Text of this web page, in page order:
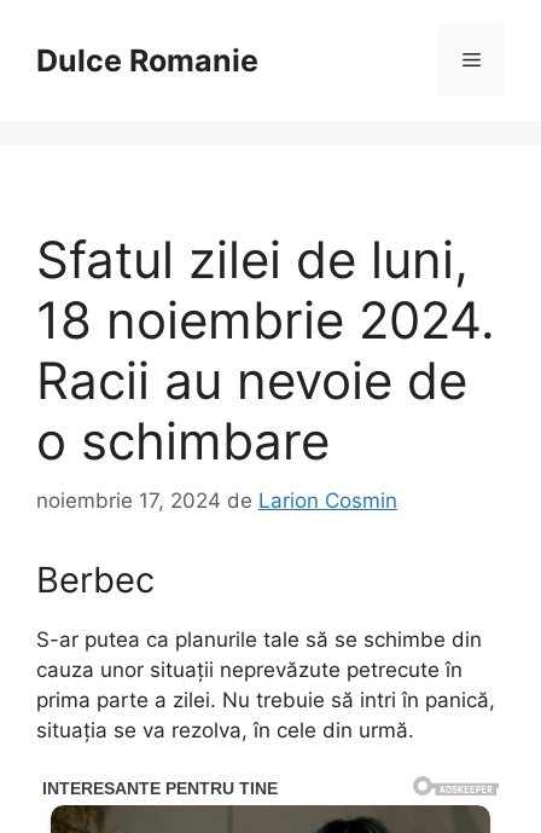
conținutDulce Romanie Meniu
Sfatul zilei de luni,
18 noiembrie 2024.
Racii au nevoie de
o schimbare
noiembrie 17, 2024 de Larion Cosmin
Berbec
S-ar putea ca planurile tale să se schimbe din
cauza unor situații neprevăzute petrecute în
prima parte a zilei. Nu trebuie să intri în panică,
situația se va rezolva, în cele din urmă.